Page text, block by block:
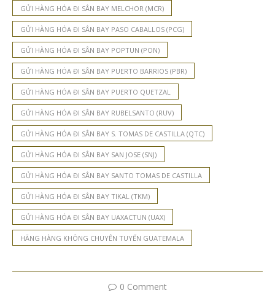
GỬI HÀNG HÓA ĐI SÂN BAY MELCHOR (MCR)
GỬI HÀNG HÓA ĐI SÂN BAY PASO CABALLOS (PCG)
GỬI HÀNG HÓA ĐI SÂN BAY POPTUN (PON)
GỬI HÀNG HÓA ĐI SÂN BAY PUERTO BARRIOS (PBR)
GỬI HÀNG HÓA ĐI SÂN BAY PUERTO QUETZAL
GỬI HÀNG HÓA ĐI SÂN BAY RUBELSANTO (RUV)
GỬI HÀNG HÓA ĐI SÂN BAY S. TOMAS DE CASTILLA (QTC)
GỬI HÀNG HÓA ĐI SÂN BAY SAN JOSE (SNJ)
GỬI HÀNG HÓA ĐI SÂN BAY SANTO TOMAS DE CASTILLA
GỬI HÀNG HÓA ĐI SÂN BAY TIKAL (TKM)
GỬI HÀNG HÓA ĐI SÂN BAY UAXACTUN (UAX)
HÃNG HÀNG KHÔNG CHUYÊN TUYẾN GUATEMALA
0 Comment